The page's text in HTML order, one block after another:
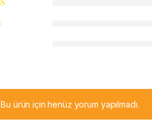
Bu ürün için henüz yorum yapılmadı.